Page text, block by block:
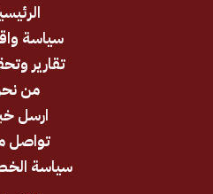
سياسة واقتصاد
تقارير وتحقيقات
ارسل خبرك
تواصل معنا
سياسة الخصوصية